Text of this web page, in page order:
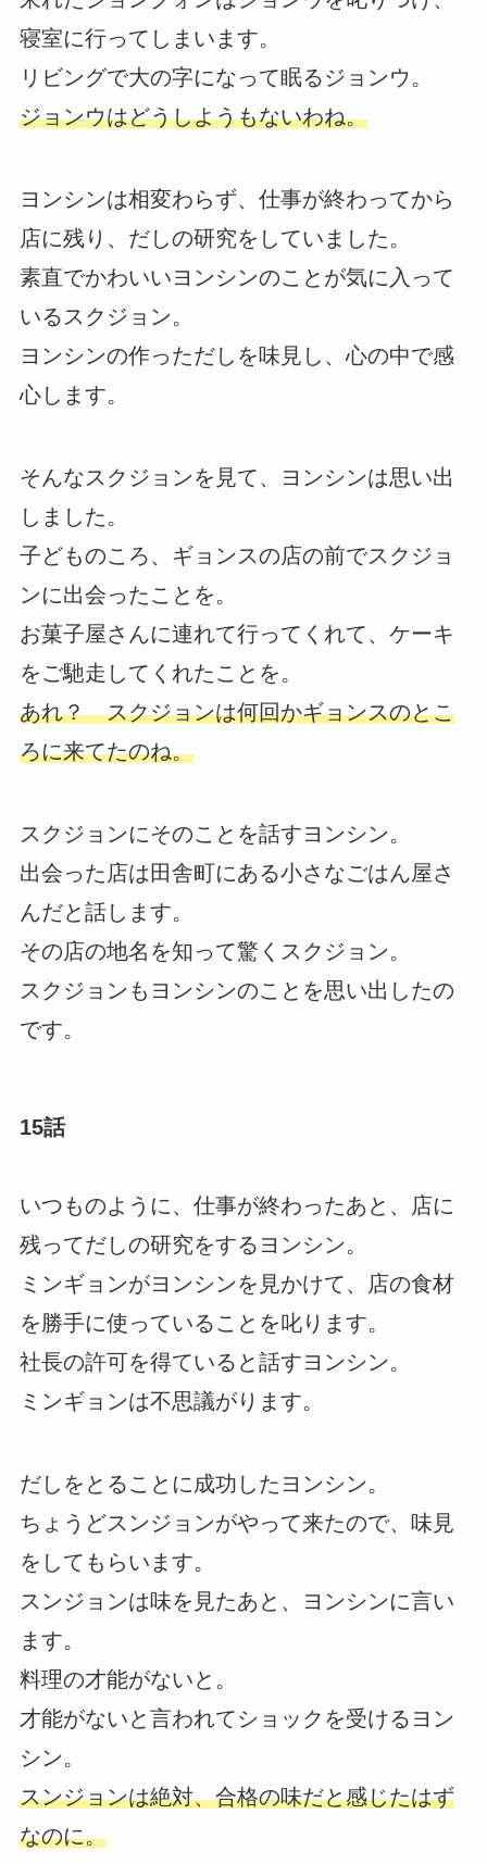
寝室に行ってしまいます。
リビングで大の字になって眠るジョンウ。
ジョンウはどうしようもないわね。
ヨンシンは相変わらず、仕事が終わってから
店に残り、だしの研究をしていました。
素直でかわいいヨンシンのことが気に入って
いるスクジョン。
ヨンシンの作っただしを味見し、心の中で感
心します。
そんなスクジョンを見て、ヨンシンは思い出
しました。
子どものころ、ギョンスの店の前でスクジョ
ンに出会ったことを。
お菓子屋さんに連れて行ってくれて、ケーキ
をご馳走してくれたことを。
あれ？ スクジョンは何回かギョンスのとこ
ろに来てたのね。
スクジョンにそのことを話すヨンシン。
出会った店は田舎町にある小さなごはん屋さ
んだと話します。
その店の地名を知って驚くスクジョン。
スクジョンもヨンシンのことを思い出したの
です。
15話
いつものように、仕事が終わったあと、店に
残ってだしの研究をするヨンシン。
ミンギョンがヨンシンを見かけて、店の食材
を勝手に使っていることを叱ります。
社長の許可を得ていると話すヨンシン。
ミンギョンは不思議がります。
だしをとることに成功したヨンシン。
ちょうどスンジョンがやって来たので、味見
をしてもらいます。
スンジョンは味を見たあと、ヨンシンに言い
ます。
料理の才能がないと。
才能がないと言われてショックを受けるヨン
シン。
スンジョンは絶対、合格の味だと感じたはず
なのに。